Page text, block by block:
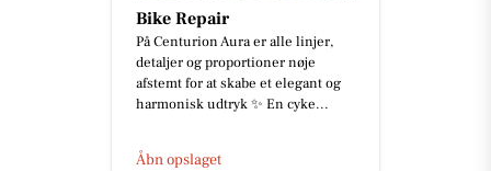
Bike Repair
På Centurion Aura er alle linjer,
detaljer og proportioner nøje
afstemt for at skabe et elegant og
harmonisk udtryk ✨ En cyke...
Åbn opslaget